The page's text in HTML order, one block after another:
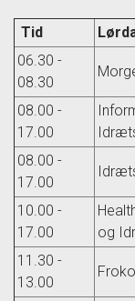
Tid
06.30 -
08.30
08.00 -
17.00
08.00 -
17.00
10.00 -
17.00
og
11.30 -
13.00